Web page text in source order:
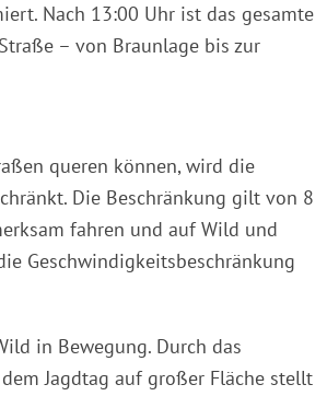
Nach 13:00 Uhr ist das gesamte
– von Braunlage bis zur
queren können, wird die
Die Beschränkung gilt von 8
fahren und auf Wild und
Geschwindigkeitsbeschränkung
in Bewegung. Durch das
Jagdtag auf großer Fläche stellt